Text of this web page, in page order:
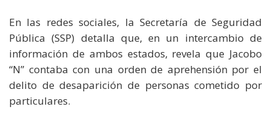
En las redes sociales, la Secretaría de Seguridad
Pública (SSP) detalla que, en un intercambio de
información de ambos estados, revela que Jacobo
“N” contaba con una orden de aprehensión por el
delito de desaparición de personas cometido por
particulares.